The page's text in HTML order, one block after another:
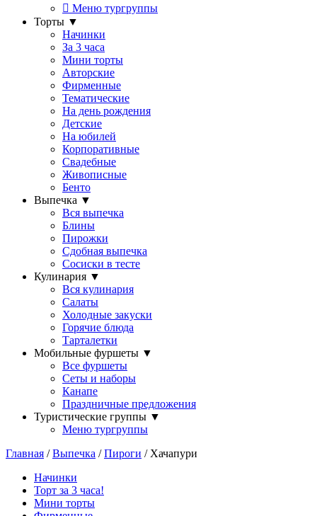
Меню тургруппы
Торты ▼
Начинки
За 3 часа
Мини торты
Авторские
Фирменные
Тематические
На день рождения
Детские
На юбилей
Корпоративные
Свадебные
Живописные
Бенто
Выпечка ▼
Вся выпечка
Блины
Пирожки
Сдобная выпечка
Сосиски в тесте
Кулинария ▼
Вся кулинария
Салаты
Холодные закуски
Горячие блюда
Тарталетки
Мобильные фуршеты ▼
Все фуршеты
Сеты и наборы
Канапе
Праздничные предложения
Туристические группы ▼
Меню тургруппы
Главная /Выпечка /Пироги / Хачапури
Начинки
Торт за 3 часа!
Мини торты